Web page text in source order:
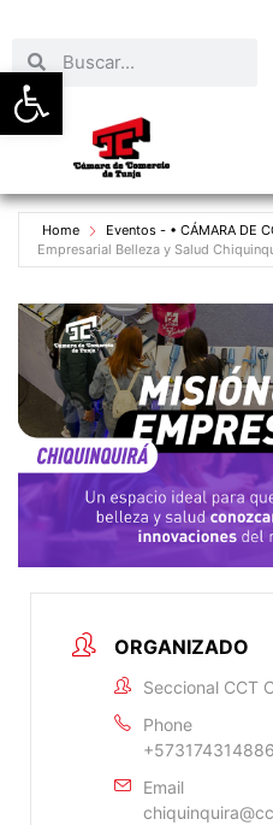
Abrir barra
Home Eventos - • CÁMARA DE
Empresarial Belleza y Salud
ORGANIZADO
Seccional CCT
Phone
+573174314886
Email